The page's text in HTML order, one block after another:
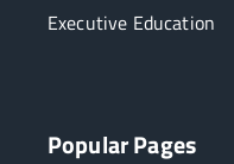
Executive Education
Popular Pages